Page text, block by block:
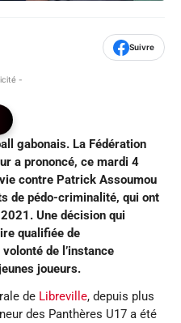
Suivre
-
gabonais. La Fédération
a prononcé, ce mardi 4
contre Patrick Assoumou
de pédo-criminalité, qui ont
Une décision qui
qualifiée de
de l’instance
joueurs.
de Libreville, depuis plus
des Panthères U17 a été